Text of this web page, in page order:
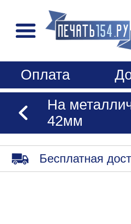
Оплата
На
42мм
Бесплатная